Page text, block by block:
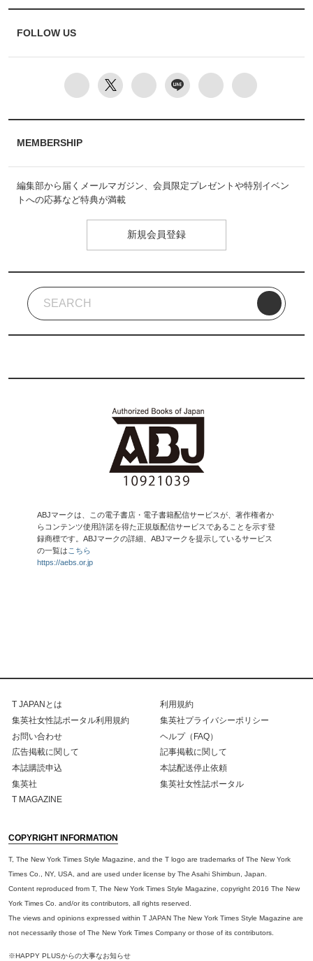
FOLLOW US
MEMBERSHIP
編集部から届くメールマガジン、会員限定プレゼントや特別イベン
トへの応募など特典が満載
新規会員登録
ABJマークは、この電子書店・電子書籍配信サービスが、著作権者か
らコンテンツ使用許諾を得た正規版配信サービスであることを示す登
録商標です。ABJマークの詳細、ABJマークを提示しているサービス
の一覧は こちら
https://aebs.or.jp
T JAPANとは
利用規約
集英社女性誌ポータル利用規約
集英社プライバシーポリシー
お問い合わせ
ヘルプ（FAQ）
広告掲載に関して
記事掲載に関して
本誌購読申込
本誌配送停止依頼
集英社
集英社女性誌ポータル
T MAGAZINE
COPYRIGHT INFORMATION
T, The New York Times Style Magazine, and the T logo are trademarks of The New York
Times Co., NY, USA, and are used under license by The Asahi Shimbun, Japan.
Content reproduced from T, The New York Times Style Magazine, copyright 2016 The New
York Times Co. and/or its contributors, all rights reserved.
The views and opinions expressed within T JAPAN The New York Times Style Magazine are
not necessarily those of The New York Times Company or those of its contributors.
※HAPPY PLUSからの大事なお知らせ